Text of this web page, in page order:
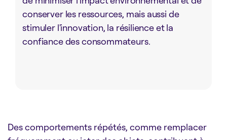
conserver les ressources, mais aussi de
stimuler l'innovation, la résilience et la
confiance des consommateurs.
Des comportements répétés, comme remplacer